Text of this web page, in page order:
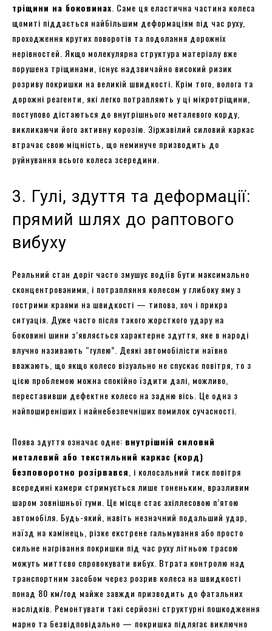
тріщини на боковинах . Саме ця еластична частина колеса
щомиті піддається найбільшим деформаціям під час руху,
проходження крутих поворотів та подолання дорожніх
нерівностей. Якщо молекулярна структура матеріалу вже
порушена тріщинами, існує надзвичайно високий ризик
розриву покришки на великій швидкості. Крім того, волога та
дорожні реагенти, які легко потрапляють у ці мікротріщини,
поступово дістаються до внутрішнього металевого корду,
викликаючи його активну корозію. Зіржавілий силовий каркас
втрачає свою міцність, що неминуче призводить до
руйнування всього колеса зсередини.
3. Гулі, здуття та деформації:
прямий шлях до раптового
вибуху
Реальний стан доріг часто змушує водіїв бути максимально
сконцентрованими, і потрапляння колесом у глибоку яму з
гострими краями на швидкості — типова, хоч і прикра
ситуація. Дуже часто після такого жорсткого удару на
боковині шини з’являється характерне здуття, яке в народі
влучно називають “гулею”. Деякі автомобілісти наївно
вважають, що якщо колесо візуально не спускає повітря, то з
цією проблемою можна спокійно їздити далі, можливо,
переставивши дефектне колесо на задню вісь. Це одна з
найпоширеніших і найнебезпечніших помилок сучасності.
Поява здуття означає одне: внутрішній силовий
металевий або текстильний каркас (корд)
безповоротно розірвався , і колосальний тиск повітря
всередині камери стримується лише тоненьким, вразливим
шаром зовнішньої гуми. Це місце стає ахіллесовою п’ятою
автомобіля. Будь-який, навіть незначний подальший удар,
наїзд на камінець, різке екстрене гальмування або просто
сильне нагрівання покришки під час руху літньою трасою
можуть миттєво спровокувати вибух. Втрата контролю над
транспортним засобом через розрив колеса на швидкості
понад 80 км/год майже завжди призводить до фатальних
наслідків. Ремонтувати такі серйозні структурні пошкодження
марно та безвідповідально — покришка підлягає виключно